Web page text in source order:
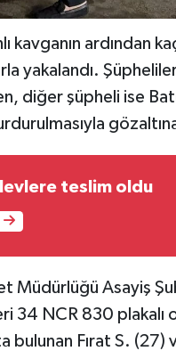
kavganın ardından
yakalandı.
diğer şüpheli ise
gözaltına
teslim oldu
Müdürlüğü Asayiş
34 NCR 830 plakalı
Fırat S. (27)